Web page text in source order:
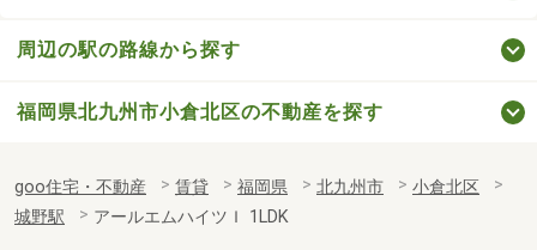
周辺の駅の路線から探す
福岡県北九州市小倉北区の不動産を探す
goo住宅・不動産 賃貸 福岡県 北九州市
小倉北区
城野駅
アールエムハイツＩ 1LDK